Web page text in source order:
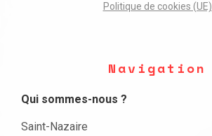
Politique de cookies (UE)
Navigation
Qui sommes-nous ?
Saint-Nazaire